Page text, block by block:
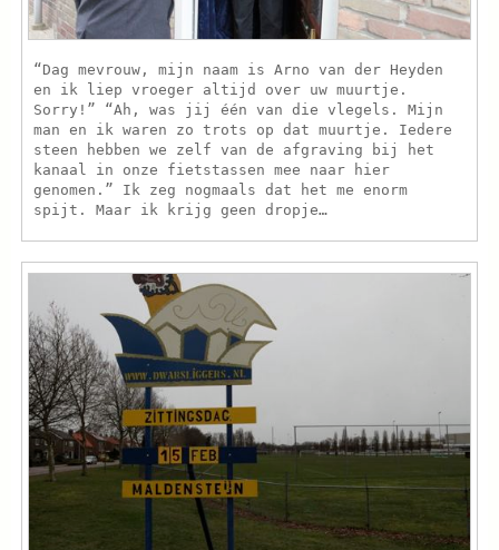
“Dag mevrouw, mijn naam is Arno van der Heyden
en ik liep vroeger altijd over uw muurtje.
Sorry!” “Ah, was jij één van die vlegels. Mijn
man en ik waren zo trots op dat muurtje. Iedere
steen hebben we zelf van de afgraving bij het
kanaal in onze fietstassen mee naar hier
genomen.” Ik zeg nogmaals dat het me enorm
spijt. Maar ik krijg geen dropje…